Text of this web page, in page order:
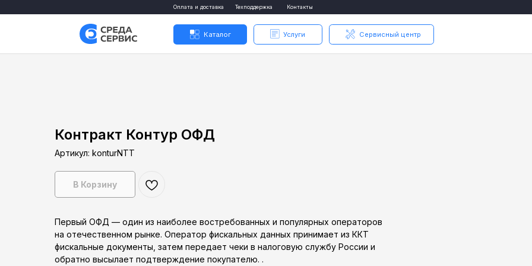
Контакты
Техподдержка
Оплата и доставка
Сервисный центр
Услуги
Каталог
Контракт Контур ОФД
Артикул: konturNTT
В Корзину
Первый ОФД — один из наиболее востребованных и популярных операторов
на отечественном рынке. Оператор фискальных данных принимает из ККТ
фискальные документы, затем передает чеки в налоговую службу России и
обратно высылает подтверждение покупателю. .